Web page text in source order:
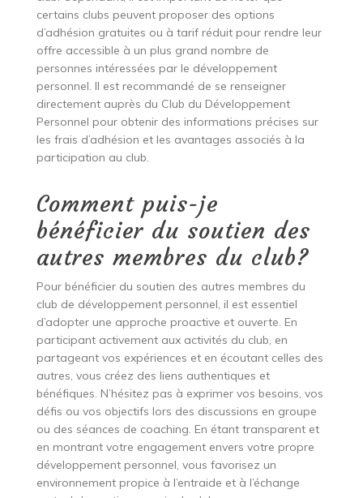
certains clubs peuvent proposer des options
d’adhésion gratuites ou à tarif réduit pour rendre leur
offre accessible à un plus grand nombre de
personnes intéressées par le développement
personnel. Il est recommandé de se renseigner
directement auprès du Club du Développement
Personnel pour obtenir des informations précises sur
les frais d’adhésion et les avantages associés à la
participation au club.
Comment puis-je
bénéficier du soutien des
autres membres du club?
Pour bénéficier du soutien des autres membres du
club de développement personnel, il est essentiel
d’adopter une approche proactive et ouverte. En
participant activement aux activités du club, en
partageant vos expériences et en écoutant celles des
autres, vous créez des liens authentiques et
bénéfiques. N’hésitez pas à exprimer vos besoins, vos
défis ou vos objectifs lors des discussions en groupe
ou des séances de coaching. En étant transparent et
en montrant votre engagement envers votre propre
développement personnel, vous favorisez un
environnement propice à l’entraide et à l’échange